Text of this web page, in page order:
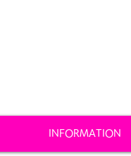
INFORMATION